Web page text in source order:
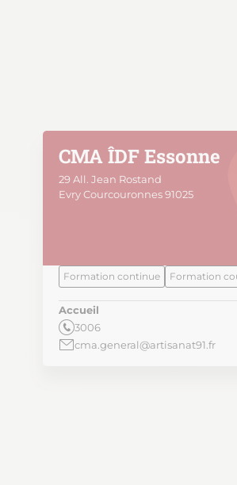
CMA ÎDF Essonne
29 All. Jean Rostand
Evry Courcouronnes 91025
Formation continue Formation
Accueil
3006
cma.general@artisanat91.fr